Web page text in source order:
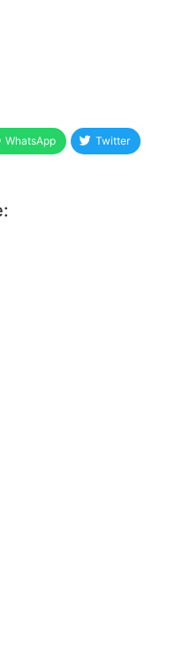
WhatsApp Twitter